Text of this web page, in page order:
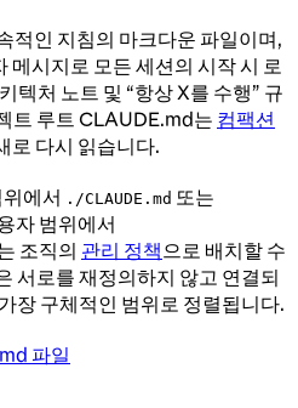
적인 지침의 마크다운 파일이며,
메시지로 모든 세션의 시작 시 로
텍처 노트 및 “항상 X를 수행” 규
트 루트 CLAUDE.md는 컴팩션
로 다시 읽습니다.
에서 ./CLAUDE.md 또는
자 범위에서
조직의 관리 정책으로 배치할 수
서로를 재정의하지 않고 연결되
장 구체적인 범위로 정렬됩니다.
파일